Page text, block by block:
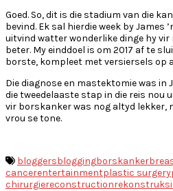
Goed. So, dit is die stadium van die
bevind. Ek sal hierdie week by James
uitvind watter wonderlike dinge hy vir
beter. My einddoel is om 2017 af te
borste, kompleet met versiersels op
Die diagnose en mastektomie was in
die tweedelaaste stap in die reis nou
vir borskanker was nog altyd lekker,
vrou se tone.
bloggersbloggingborskanker
cancerentertainmentplastic surgery
chirurgiereconstruction